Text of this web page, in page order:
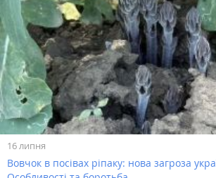
16 липня
Вовчок в посівах ріпаку: нова загроза